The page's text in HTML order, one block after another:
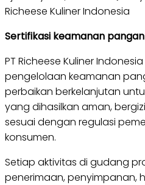
Richeese Kuliner Indonesia
Sertifikasi keamanan pangan
PT Richeese Kuliner
pengelolaan keamanan
perbaikan berkelanjutan
yang dihasilkan aman,
sesuai dengan regulasi
konsumen.
Setiap aktivitas di gudang
penerimaan, penyimpanan,